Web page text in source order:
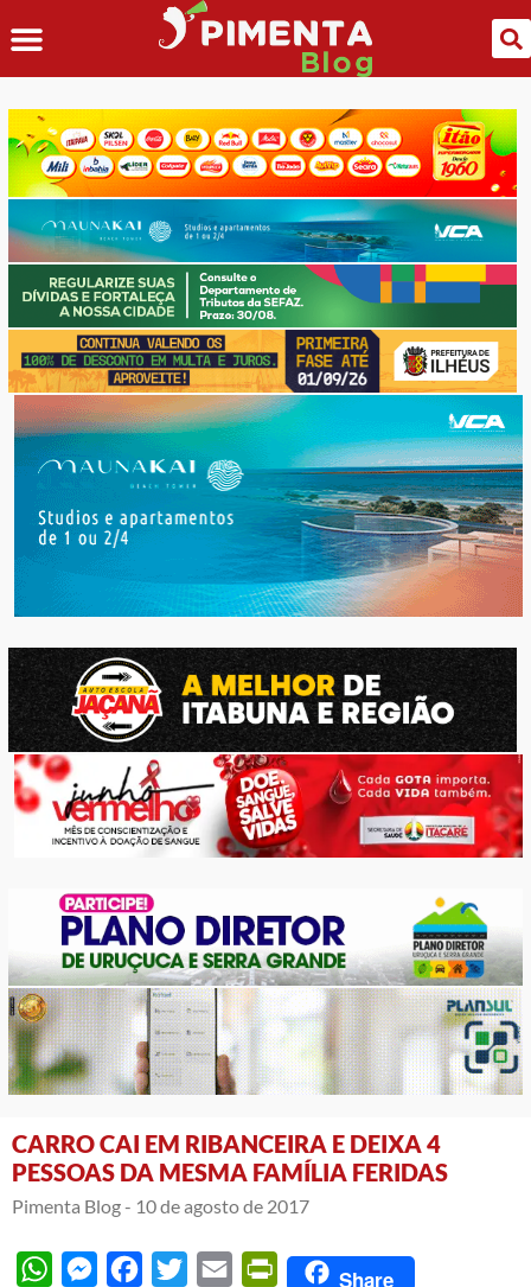
CARRO CAI EM RIBANCEIRA E DEIXA 4
PESSOAS DA MESMA FAMÍLIA FERIDAS
Pimenta Blog - 10 de agosto de 2017
WhatsAppMessengerFacebook
Twitter Email PrintFriendly
Share